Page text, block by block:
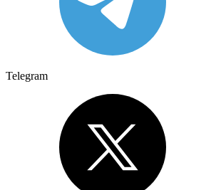
Telegram